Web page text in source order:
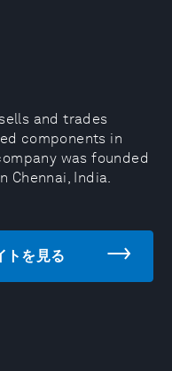
and trades
components in
was founded
Chennai, India.
トを見る